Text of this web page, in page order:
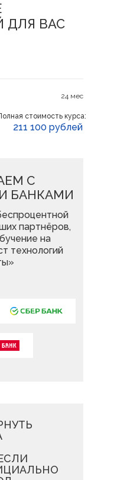
ДЛЯ ВАС
24 мес
211 100 рублей
стоимость курса:
С
БАНКАМИ
партнёров,
на
технологий
ОТ
— это
ребенку, по
выдан